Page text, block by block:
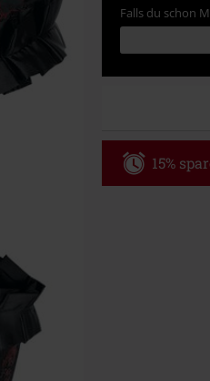
Falls du schon
15%